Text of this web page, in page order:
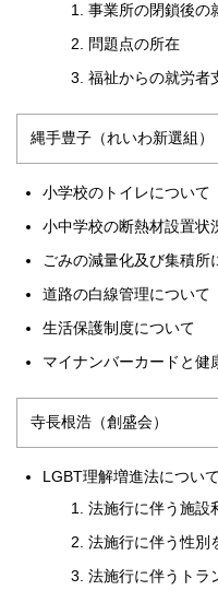
事業所の閉鎖後の
問題点の所在
福祉からの就労者
縄手豊子（れいわ新選組）
小学校のトイレについて
小中学校の断熱材設置状
ごみの減量化及び集積所
道路の白線管理について
生活保護制度について
マイナンバーカードと健
寺長根浩（創盛会）
LGBT理解増進法について
法施行に伴う施設
法施行に伴う性別
法施行に伴うトラ